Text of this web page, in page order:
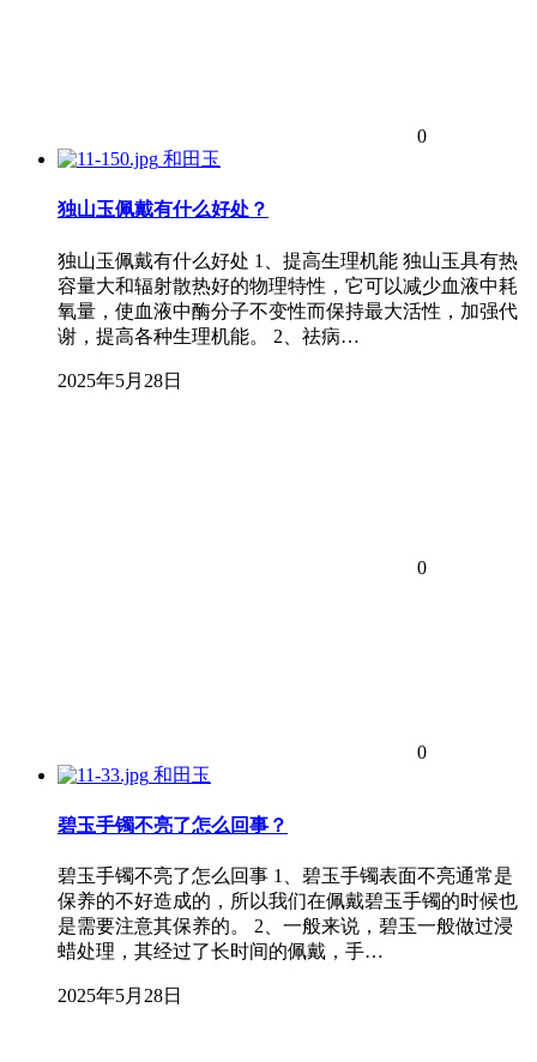
0
和田玉
独山玉佩戴有什么好处？
独山玉佩戴有什么好处 1、提高生理机能 独山玉具有热
容量大和辐射散热好的物理特性，它可以减少血液中耗
氧量，使血液中酶分子不变性而保持最大活性，加强代
谢，提高各种生理机能。 2、祛病…
2025年5月28日
0
0
和田玉
碧玉手镯不亮了怎么回事？
碧玉手镯不亮了怎么回事 1、碧玉手镯表面不亮通常是
保养的不好造成的，所以我们在佩戴碧玉手镯的时候也
是需要注意其保养的。 2、一般来说，碧玉一般做过浸
蜡处理，其经过了长时间的佩戴，手…
2025年5月28日